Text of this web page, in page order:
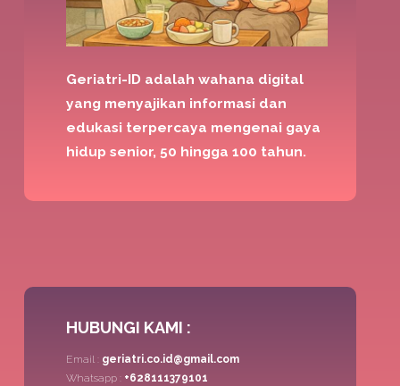
Geriatri-ID adalah wahana digital
yang menyajikan informasi dan
edukasi terpercaya mengenai gaya
hidup senior, 50 hingga 100 tahun.
HUBUNGI KAMI :
Email : geriatri.co.id@gmail.com
Whatsapp : +628111379101